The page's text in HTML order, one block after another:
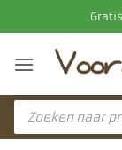
naar
inhoud
Producten
zoeken